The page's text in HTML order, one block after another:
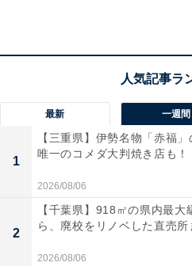
ミャクミャクシール帳セット（画像出典
ぷっくりとしたクリア素材に
「立体クリアシール」と、ふ
最新 一週間
1
【三重県】伊勢名物「赤福
唯一のコメダ大判焼き店も！
2026/08/06
2
【千葉県】918㎡の県内最大
ら、廃校をリノベした直売所
2026/08/06